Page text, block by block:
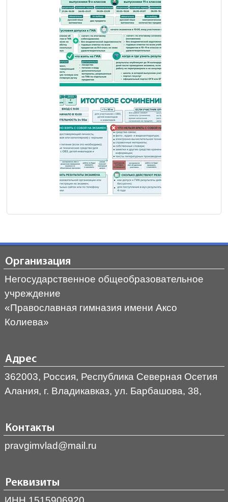
Организация
Негосударственное общеобразовательное
учреждение
«Православная гимназия имени Аксо
Колиева»
Адрес
362003, Россия, Республика Северная Осетия
Алания, г. Владикавказ, ул. Барбашова, 38,
Контакты
pravgimvlad@mail.ru
Реквизиты